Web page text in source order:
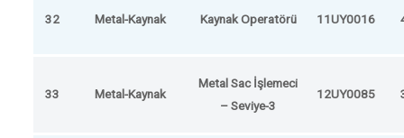
32 Metal-Kaynak Kaynak Operatörü 11UY0016
33 Metal-Kaynak
Metal Sac İşlemeci
– Seviye-3
12UY0085